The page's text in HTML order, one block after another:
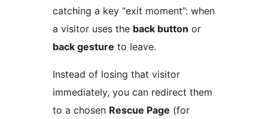
catching a key “exit moment”: when
a visitor uses the back button or
back gesture to leave.
Instead of losing that visitor
immediately, you can redirect them
to a chosen Rescue Page (for